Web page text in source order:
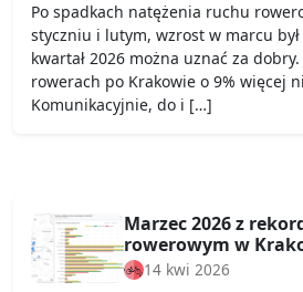
Po spadkach natężenia ruchu
styczniu i lutym, wzrost w marcu był
kwartał 2026 można uznać za
rowerach po Krakowie o 9% więcej
Komunikacyjnie, do i […]
Marzec 2026 z
rowerowym w
14 kwi 2026